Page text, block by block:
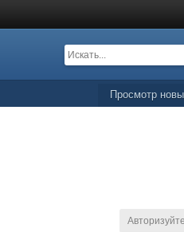
Просмотр